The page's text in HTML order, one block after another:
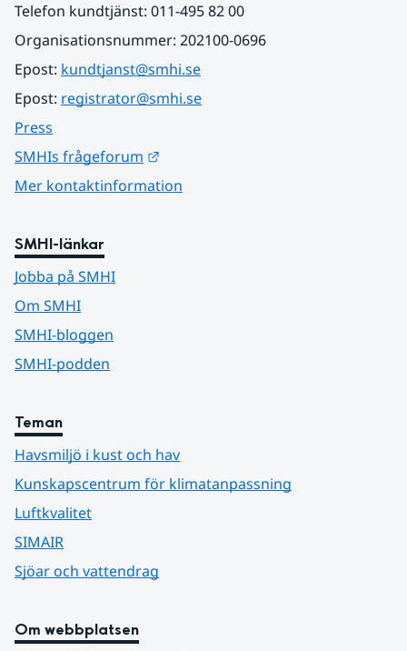
Telefon kundtjänst: 011-495 82 00
Organisationsnummer: 202100-0696
Epost: kundtjanst@smhi.se
Epost: registrator@smhi.se
Press
SMHIs frågeforum
Mer kontaktinformation
SMHI-länkar
Jobba på SMHI
Om SMHI
SMHI-bloggen
SMHI-podden
Teman
Havsmiljö i kust och hav
Kunskapscentrum för klimatanpassning
Luftkvalitet
SIMAIR
Sjöar och vattendrag
Om webbplatsen